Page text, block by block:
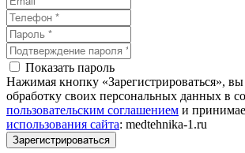
Показать пароль
Нажимая кнопку «Зарегистрироваться», вы
обработку своих персональных данных в
пользовательским соглашением и
использования сайта: medtehnika-1.ru
Зарегистрироваться